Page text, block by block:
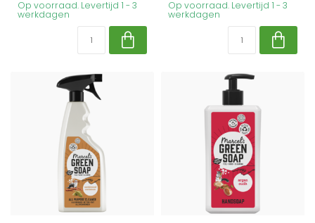
Op voorraad. Levertijd 1 - 3
werkdagen
Op voorraad. Levertijd 1 - 3
werkdagen